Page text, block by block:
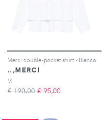
Merci double-pocket shirt - Bianco
..,MERCI
M
€ 190,00 € 95,00